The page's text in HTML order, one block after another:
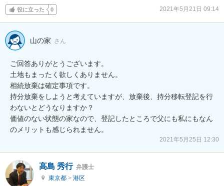
役に立った 0 2021年5月21日 09:14
山の家 さん
ご回答ありがとうございます。
土地もまったく欲しくありません。
相続放棄は確定事項です。
持分放棄をしようと考えていますが、放棄後、持分移転登記を行
わないとどうなりますか？
価値のない状態の家なので、登記したところで父にも私にもなん
のメリットも感じられません。
2021年5月25日 12:30
高島 秀行 弁護士
東京都 > 港区